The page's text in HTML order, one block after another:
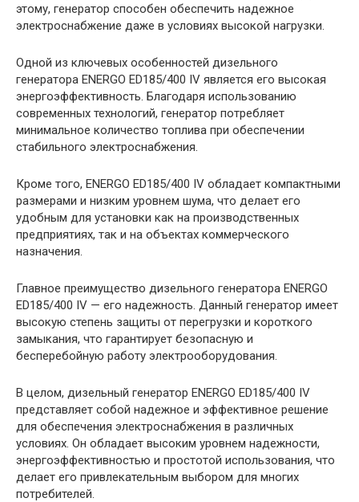
этому, генератор способен обеспечить надежное
электроснабжение даже в условиях высокой нагрузки.
Одной из ключевых особенностей дизельного
генератора ENERGO ED185/400 IV является его высокая
энергоэффективность. Благодаря использованию
современных технологий, генератор потребляет
минимальное количество топлива при обеспечении
стабильного электроснабжения.
Кроме того, ENERGO ED185/400 IV обладает компактными
размерами и низким уровнем шума, что делает его
удобным для установки как на производственных
предприятиях, так и на объектах коммерческого
назначения.
Главное преимущество дизельного генератора ENERGO
ED185/400 IV — его надежность. Данный генератор имеет
высокую степень защиты от перегрузки и короткого
замыкания, что гарантирует безопасную и
бесперебойную работу электрооборудования.
В целом, дизельный генератор ENERGO ED185/400 IV
представляет собой надежное и эффективное решение
для обеспечения электроснабжения в различных
условиях. Он обладает высоким уровнем надежности,
энергоэффективностью и простотой использования, что
делает его привлекательным выбором для многих
потребителей.